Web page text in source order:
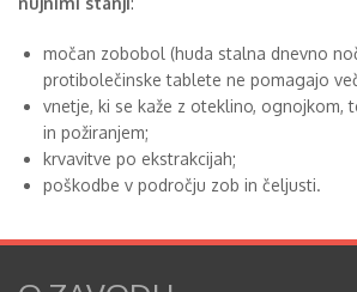
močan zobobol (huda stalna dnevno
protibolečinske tablete ne pomagajo
vnetje, ki se kaže z oteklino, ognojkom,
in požiranjem;
krvavitve po ekstrakcijah;
poškodbe v področju zob in čeljusti.